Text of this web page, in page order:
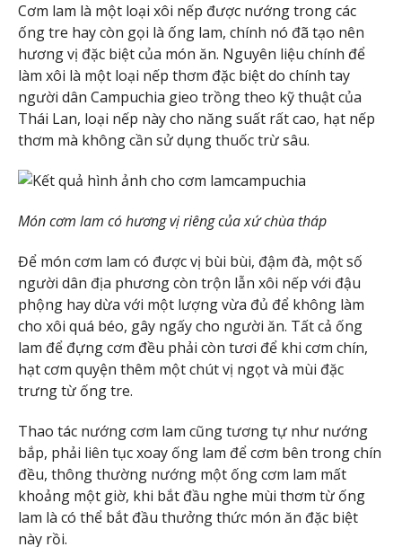
Cơm lam là một loại xôi nếp được nướng trong các
ống tre hay còn gọi là ống lam, chính nó đã tạo nên
hương vị đặc biệt của món ăn. Nguyên liệu chính để
làm xôi là một loại nếp thơm đặc biệt do chính tay
người dân Campuchia gieo trồng theo kỹ thuật của
Thái Lan, loại nếp này cho năng suất rất cao, hạt nếp
thơm mà không cần sử dụng thuốc trừ sâu.
Món cơm lam có hương vị riêng của xứ chùa tháp
Để món cơm lam có được vị bùi bùi, đậm đà, một số
người dân địa phương còn trộn lẫn xôi nếp với đậu
phộng hay dừa với một lượng vừa đủ để không làm
cho xôi quá béo, gây ngấy cho người ăn. Tất cả ống
lam để đựng cơm đều phải còn tươi để khi cơm chín,
hạt cơm quyện thêm một chút vị ngọt và mùi đặc
trưng từ ống tre.
Thao tác nướng cơm lam cũng tương tự như nướng
bắp, phải liên tục xoay ống lam để cơm bên trong chín
đều, thông thường nướng một ống cơm lam mất
khoảng một giờ, khi bắt đầu nghe mùi thơm từ ống
lam là có thể bắt đầu thưởng thức món ăn đặc biệt
này rồi.